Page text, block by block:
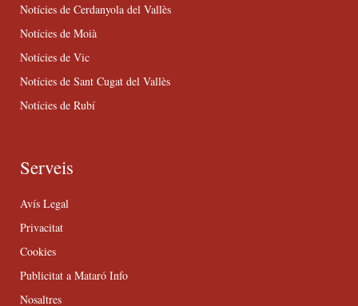
Notícies de Cerdanyola del Vallès
Notícies de Moià
Notícies de Vic
Notícies de Sant Cugat del Vallès
Notícies de Rubí
Serveis
Avís Legal
Privacitat
Cookies
Publicitat a Mataró Info
Nosaltres